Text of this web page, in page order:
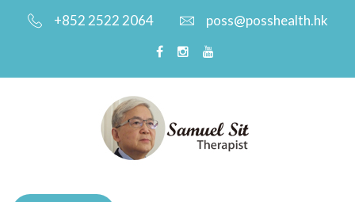
+852 2522 2064 poss@posshealth.hk